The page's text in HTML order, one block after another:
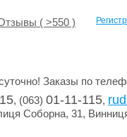
( >550 )
Заказы по
, (063) 01-11-115,
Соборна, 31,